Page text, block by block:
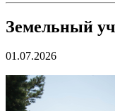
Земельный
01.07.2026